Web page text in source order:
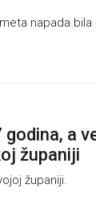
napada
a
županiji
županiji.